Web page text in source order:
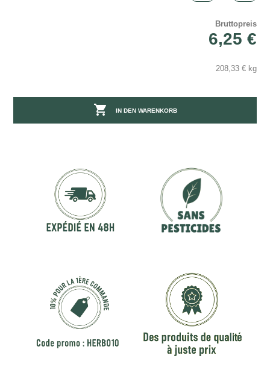
Bruttopreis
6,25 €
208,33 € kg
 IN DEN WARENKORB